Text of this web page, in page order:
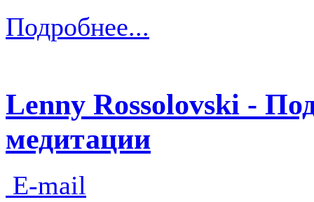
Подробнее...
Lenny Rossolovski -
медитации
E-mail